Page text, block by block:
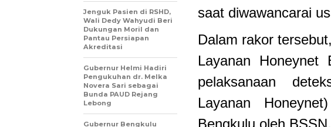
saat diwawancarai
Dalam rakor
Layanan Honeynet
pelaksanaan
Layanan
Bengkulu oleh BSSN.
Jenguk Pasien di RSHD,
Wali Dedy Wahyudi Beri
Dukungan Moril dan
Pantau Persiapan
Akreditasi
Gubernur Helmi Hadiri
Pengukuhan dr. Melka
Novera Sari sebagai
Bunda PAUD Rejang
Lebong
Gubernur Bengkulu